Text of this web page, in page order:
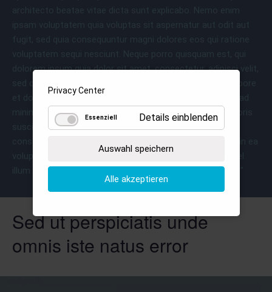
dolorem ipsum quia dolor sit amet, consectetur, adipisci velit,
et dolore magnam aliquam quaerat voluptatem. Ut enim ad
minima veniam, quis nostrum exercitationem ullam corporis
suscipit laboriosam, nisi ut aliquid ex ea commodi
voluptate velit esse quam nihil molestiae consequatur, vel
illum qui dolorem eum fugiat quo voluptas nulla pariatur?"
Sed ut perspiciatis unde
omnis iste natus error
Privacy Center
Essenziell Details einblenden
Auswahl speichern
Alle akzeptieren